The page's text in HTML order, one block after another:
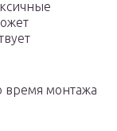
время монтажа